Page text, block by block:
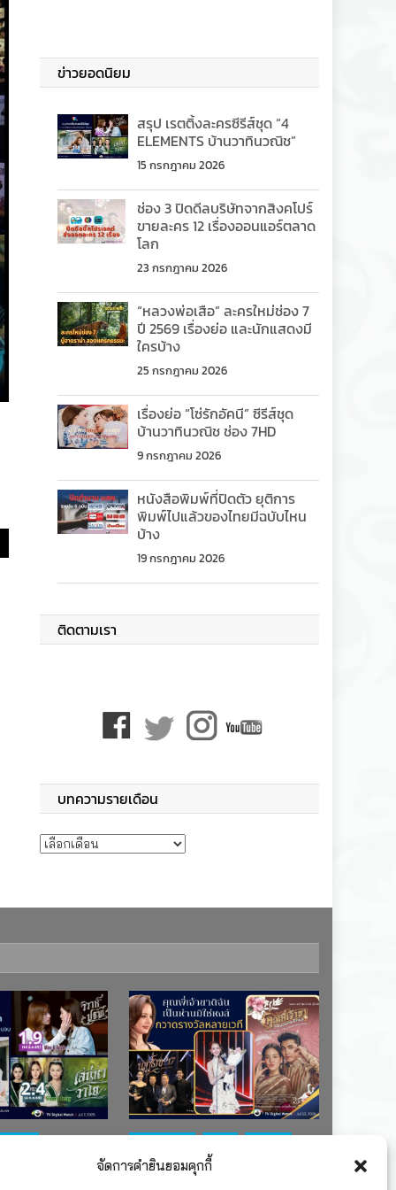
จัดการคำยินยอมคุกกี้
ข่าวยอดนิยม
สรุป เรตติ้งละครซีรีส์ชุด “4
ELEMENTS บ้านวาทินวณิช”
15 กรกฎาคม 2026
ช่อง 3 ปิดดีลบริษัทจากสิงคโปร์
ขายละคร 12 เรื่องออนแอร์ตลาด
โลก
23 กรกฎาคม 2026
“หลวงพ่อเสือ” ละครใหม่ช่อง 7
ปี 2569 เรื่องย่อ และนักแสดงมี
ใครบ้าง
25 กรกฎาคม 2026
เรื่องย่อ “โซ่รักอัคนี” ซีรีส์ชุด
บ้านวาทินวณิช ช่อง 7HD
9 กรกฎาคม 2026
หนังสือพิมพ์ที่ปิดตัว ยุติการ
พิมพ์ไปแล้วของไทยมีฉบับไหน
บ้าง
19 กรกฎาคม 2026
ติดตามเรา
บทความรายเดือน
บทความรายเดือน
รางวัล
ละคร-ซีรีส์